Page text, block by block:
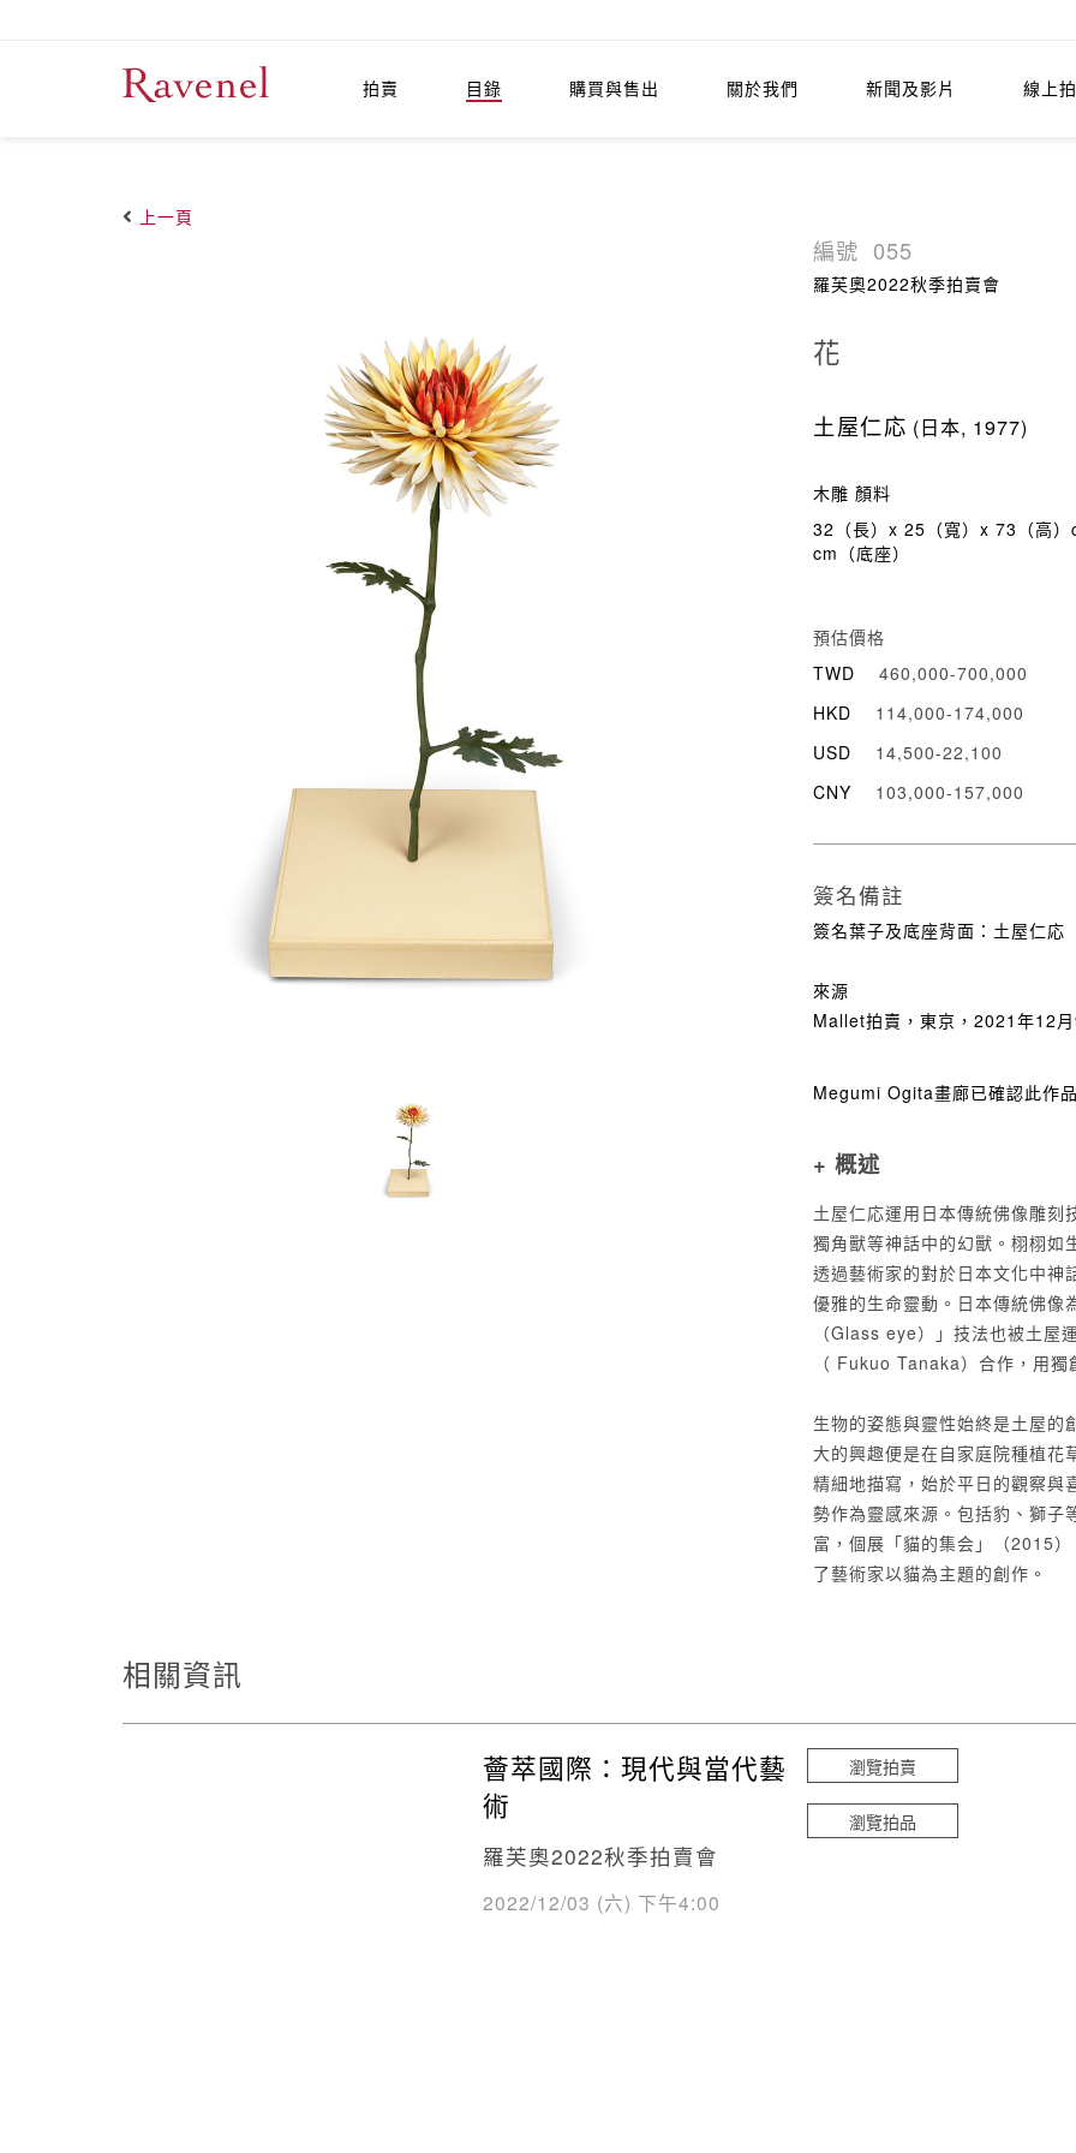
拍賣 目錄 購買與售出 關於我們 新聞及影片 線上
上一頁
編號 055
羅芙奧2022秋季拍賣會
花
土屋仁応 (日本, 1977)
木雕 顏料
32（長）x 25（寬）x 73（高）
cm（底座）
預估價格
TWD
460,000-700,000
HKD
114,000-174,000
USD
14,500-22,100
CNY
103,000-157,000
簽名備註
簽名葉子及底座背面：土屋仁応
來源
Mallet拍賣，東京，2021年12
Megumi Ogita畫廊已確認此作
+ 概述
土屋仁応運用日本傳統佛像雕刻
獨角獸等神話中的幻獸。栩栩如
透過藝術家的對於日本文化中神
優雅的生命靈動。日本傳統佛像
（Glass eye）」技法也被土屋
（ Fukuo Tanaka）合作，用
生物的姿態與靈性始終是土屋的
大的興趣便是在自家庭院種植花
精細地描寫，始於平日的觀察與
勢作為靈感來源。包括豹、獅子
富，個展「貓的集会」（2015
了藝術家以貓為主題的創作。
相關資訊
薈萃國際：現代與當代藝
術
羅芙奧2022秋季拍賣會
2022/12/03 (六) 下午4:00
瀏覽拍賣
瀏覽拍品